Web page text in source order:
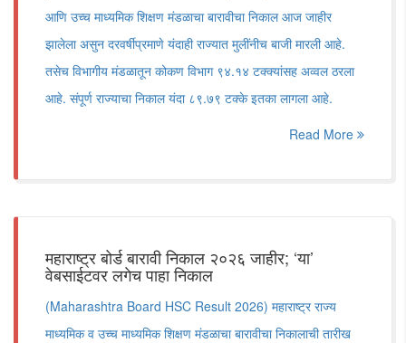
आणि उच्च माध्यमिक शिक्षण मंडळाचा बारावीचा निकाल आज जाहीर
झालेला असुन दरवर्षीप्रमाणे यंदाही राज्यात मुलींनीच बाजी मारली आहे.
तसेच विभागीय मंडळातून कोकण विभाग ९४.१४ टक्क्यांसह अव्वल ठरला
आहे. संपूर्ण राज्याचा निकाल यंदा ८९.७९ टक्के इतका लागला आहे.
Read More
महाराष्ट्र बोर्ड बारावी निकाल २०२६ जाहीर; ‘या’
वेबसाईटवर लगेच पाहा निकाल
(Maharashtra Board HSC Result 2026) महाराष्ट्र राज्य
माध्यमिक व उच्च माध्यमिक शिक्षण मंडळाचा बारावीचा निकालाची तारीख